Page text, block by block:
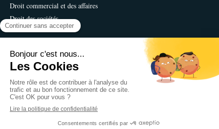
Droit commercial et des affaires
Droit des sociétés
Tristan AUBRY-INFERNOSO Avocat à la Cour
36-38 Avenue de Clichy
PARIS 75018
Création et référencement du site par Simplébo